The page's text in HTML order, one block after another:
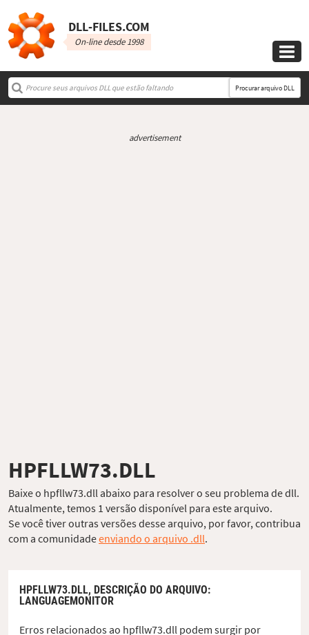
DLL‑FILES.COM
On-line desde 1998

Procurar arquivo DLL
advertisement
HPFLLW73.DLL
Baixe o hpfllw73.dll abaixo para resolver o seu problema de dll.
Atualmente, temos 1 versão disponível para este arquivo.
Se você tiver outras versões desse arquivo, por favor, contribua
com a comunidadeenviando o arquivo .dll.
HPFLLW73.DLL, DESCRIÇÃO DO ARQUIVO:
LANGUAGEMONITOR
Erros relacionados ao hpfllw73.dll podem surgir por